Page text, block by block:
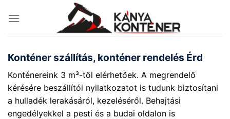
Konténer szállítás, konténer rendelés Érd
Konténereink 3 m³-től elérhetőek. A megrendelő
kérésére beszállítói nyilatkozatot is tudunk biztosítani
a hulladék lerakásáról, kezeléséről. Behajtási
engedélyekkel a pesti és a budai oldalon is